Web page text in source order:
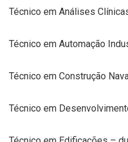
Técnico em Análises
Técnico em Automação
Técnico em Construção
Técnico em